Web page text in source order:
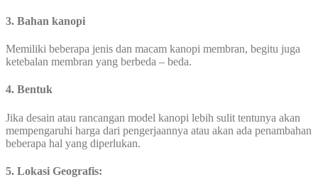
3. Bahan kanopi
Memiliki beberapa jenis dan macam kanopi membran, begitu juga
ketebalan membran yang berbeda – beda.
4. Bentuk
Jika desain atau rancangan model kanopi lebih sulit tentunya akan
mempengaruhi harga dari pengerjaannya atau akan ada penambahan
beberapa hal yang diperlukan.
5. Lokasi Geografis: